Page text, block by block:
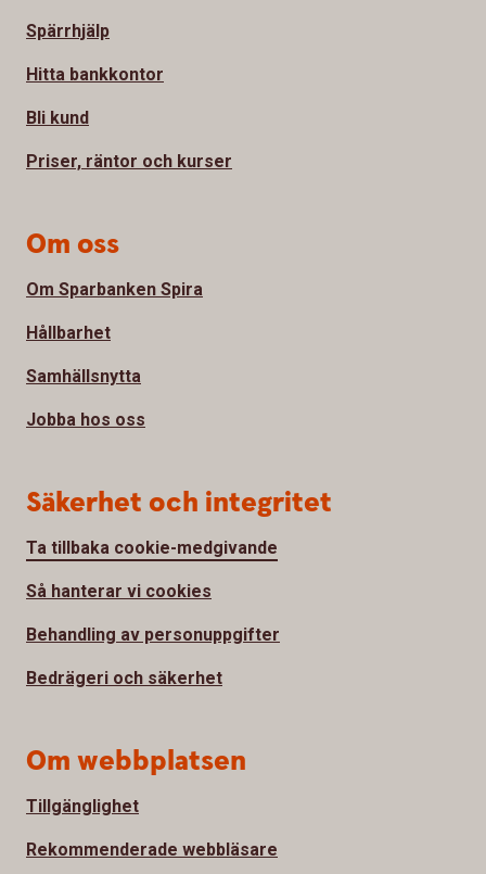
Spärrhjälp
Hitta bankkontor
Bli kund
Priser, räntor och kurser
Om oss
Om Sparbanken Spira
Hållbarhet
Samhällsnytta
Jobba hos oss
Säkerhet och integritet
Ta tillbaka cookie-medgivande
Så hanterar vi cookies
Behandling av personuppgifter
Bedrägeri och säkerhet
Om webbplatsen
Tillgänglighet
Rekommenderade webbläsare